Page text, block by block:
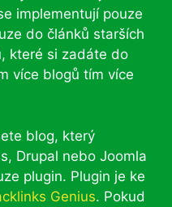
implementují pouze
do článků starších
které si zadáte do
více blogů tím více
blog, který
Drupal nebo Joomla
plugin. Plugin je ke
Genius. Pokud